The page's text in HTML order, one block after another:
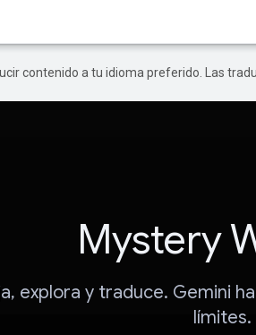
contenido a tu idioma preferido. Las
Mystery
explora y traduce. Gemini
límites.